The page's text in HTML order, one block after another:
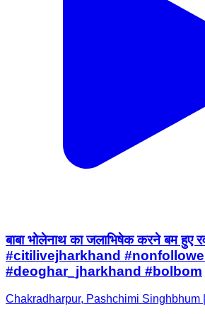
बाबा भोलेनाथ का जलाभिषेक करने बम हुए
#citilivejharkhand
#deoghar_jharkhand #bolbom
Chakradharpur, Pashchimi Singhbhum